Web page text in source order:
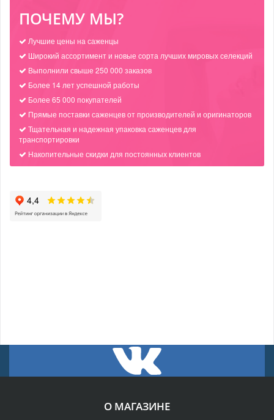
ПОЧЕМУ МЫ?
Лучшие цены на саженцы
Широкий ассортимент и новые сорта лучших мировых селекций
Выполнили свыше 250 000 заказов
Более 14 лет успешной работы
Более 65 000 покупателей
Прямые поставки саженцев от производителей и оригинаторов
Тщательная и надежная упаковка саженцев для
транспортировки
Накопительные скидки для постоянных клиентов
О МАГАЗИНЕ